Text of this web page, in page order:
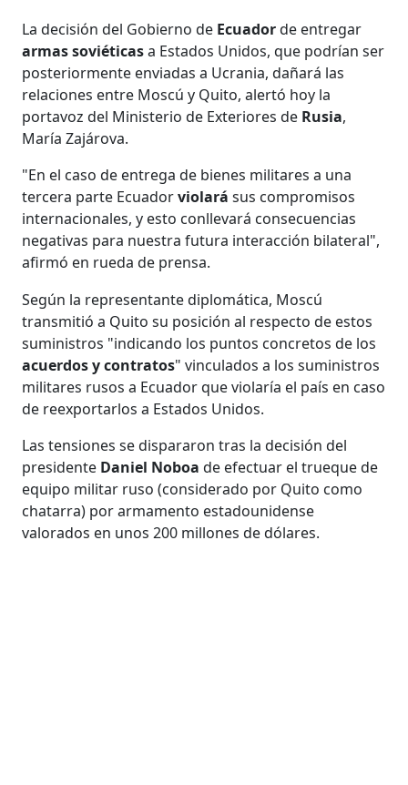
La decisión del Gobierno de Ecuadorde entregar
armas soviéticasa Estados Unidos, que podrían ser
posteriormente enviadas a Ucrania, dañará las
relaciones entre Moscú y Quito, alertó hoy la
portavoz del Ministerio de Exteriores de Rusia,
María Zajárova.
"En el caso de entrega de bienes militares a una
tercera parte Ecuadorviolarásus compromisos
internacionales, y esto conllevará consecuencias
negativas para nuestra futura interacción bilateral",
afirmó en rueda de prensa.
Según la representante diplomática, Moscú
transmitió a Quito su posición al respecto de estos
suministros "indicando los puntos concretos de los
acuerdos y contratos" vinculados a los suministros
militares rusos a Ecuador que violaría el país en caso
de reexportarlos a Estados Unidos.
Las tensiones se dispararon tras la decisión del
presidente Daniel Noboa de efectuar el trueque de
equipo militar ruso (considerado por Quito como
chatarra) por armamento estadounidense
valorados en unos 200 millones de dólares.